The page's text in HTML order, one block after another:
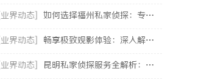
[业界动态] 如何选择福州私家侦探：专业服务与实用指南详解
[业界动态] 畅享极致观影体验：深入解析不卡电影网的独特优势与发展前景
[业界动态] 昆明私家侦探服务全解析：专业侦查助您解决疑难问题